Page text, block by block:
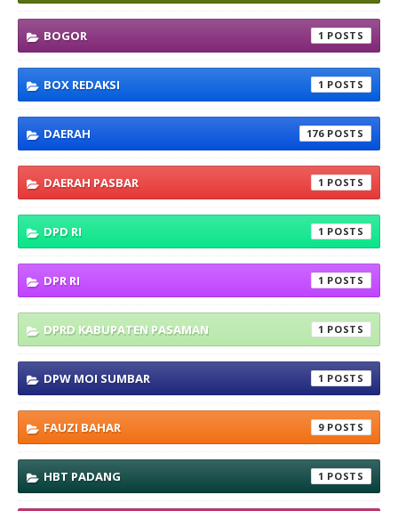
BOGOR 1
BOX REDAKSI 1
DAERAH 176
DAERAH PASBAR 1
DPD RI 1
DPR RI 1
DPRD KABUPATEN PASAMAN 1
DPW MOI SUMBAR 1
FAUZI BAHAR 9
HBT PADANG 1